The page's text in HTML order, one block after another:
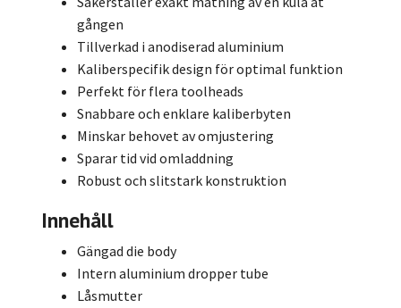
gången
Tillverkad i anodiserad aluminium
Kaliberspecifik design för optimal funktion
Perfekt för flera toolheads
Snabbare och enklare kaliberbyten
Minskar behovet av omjustering
Sparar tid vid omladdning
Robust och slitstark konstruktion
Innehåll
Gängad die body
Intern aluminium dropper tube
Låsmutter